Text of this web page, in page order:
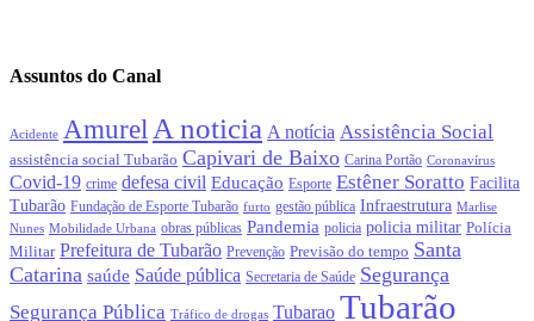
Assuntos do Canal
Acidente Amurel A noticia A notícia Assistência Social
assistência social Tubarão Capivari de Baixo Carina Portão Coronavírus
Covid-19 crime defesa civil Educação Esporte Estêner Soratto Facilita
Tubarão Fundação de Esporte Tubarão furto gestão pública Infraestrutura Marlise
Nunes Mobilidade Urbana obras públicas Pandemia policia policia militar Polícia
Militar Prefeitura de Tubarão Prevenção Previsão do tempo Santa
Catarina saúde Saúde pública Secretaria de Saúde Segurança
Segurança Pública Tráfico de drogas Tubarao Tubarão